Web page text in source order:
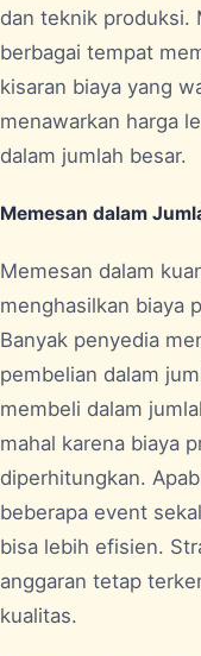
dan teknik produksi.
berbagai tempat
kisaran biaya yang
menawarkan harga
dalam jumlah besar.
Memesan dalam
Memesan dalam
menghasilkan biaya
Banyak penyedia
pembelian dalam
membeli dalam
mahal karena biaya
diperhitungkan.
beberapa event
bisa lebih efisien.
anggaran tetap
kualitas.